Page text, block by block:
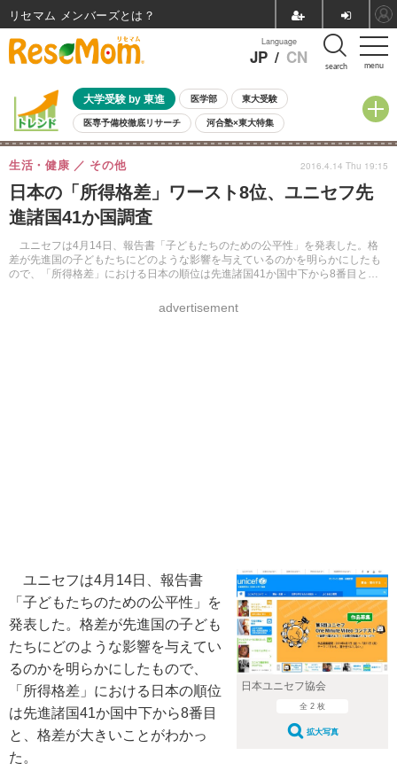
menu
Language
JP / CN search
大学受験 by 東進 医学部 東大受験
医専予備校徹底リサーチ 河合塾×東大特集
親子で考える大学選び 高校受験 中学受験 小学校受験
共通テスト 夏休み
8月開催イベント・WS 全国公立高校 過去問 人気記事
自由研究教材（小学生向け）
日本の「所得格差」ワースト8位、ユニセフ先
進諸国41か国調査
ユニセフは4月14日、報告書「子どもたちのための公平性」を発表した。格
差が先進国の子どもたちにどのような影響を与えているのかを明らかにしたも
ので、「所得格差」における日本の順位は先進諸国41か国中下から8番目と、
生活・健康 その他
advertisement
2016.4.14 Thu 19:15
日本ユニセフ協会
全 2 枚
拡大写真
ユニセフは4月14日、報告書
「子どもたちのための公平性」を
発表した。格差が先進国の子ども
たちにどのような影響を与えてい
るのかを明らかにしたもので、
「所得格差」における日本の順位
は先進諸国41か国中下から8番目
と、格差が大きいことがわかっ
た。
リセマム メンバーズ